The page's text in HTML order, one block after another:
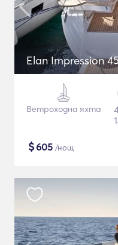
Elan Impression
Ветроходна яхта
$605 /нощ